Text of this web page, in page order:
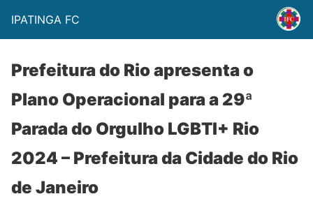
IPATINGA FC
Prefeitura do Rio apresenta o
Plano Operacional para a 29ª
Parada do Orgulho LGBTI+ Rio
2024 – Prefeitura da Cidade do Rio
de Janeiro